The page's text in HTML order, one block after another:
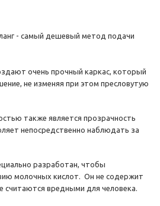
- самый дешевый метод подачи
очень прочный каркас, который
не изменяя при этом пресловутую
также является прозрачность
непосредственно наблюдать за
разработан, чтобы
молочных кислот. Он не содержит
считаются вредными для человека.